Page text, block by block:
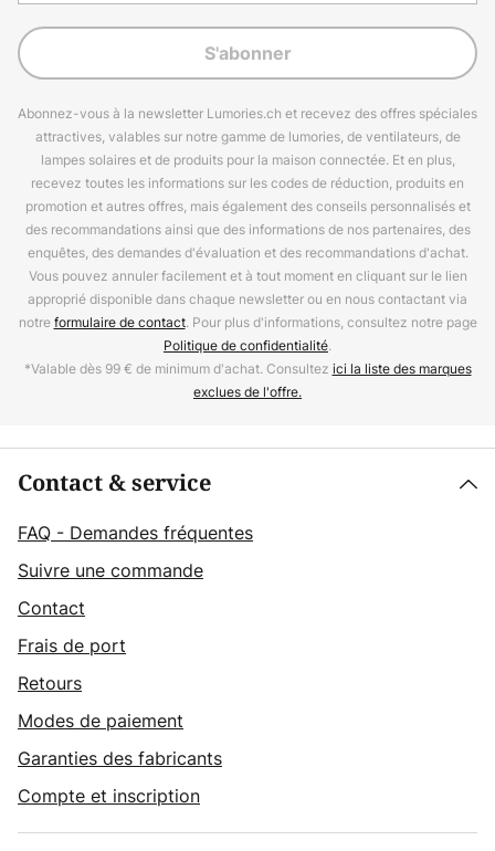
S'abonner
Abonnez-vous à la newsletter Lumories.ch et recevez des offres spéciales
attractives, valables sur notre gamme de lumories, de ventilateurs, de
lampes solaires et de produits pour la maison connectée. Et en plus,
recevez toutes les informations sur les codes de réduction, produits en
promotion et autres offres, mais également des conseils personnalisés et
des recommandations ainsi que des informations de nos partenaires, des
enquêtes, des demandes d'évaluation et des recommandations d'achat.
Vous pouvez annuler facilement et à tout moment en cliquant sur le lien
approprié disponible dans chaque newsletter ou en nous contactant via
notreformulaire de contact. Pour plus d'informations, consultez notre page
Politique de confidentialité.
*Valable dès 99 € de minimum d'achat. Consultez ici la liste des marques
exclues de l'offre.
Contact & service
FAQ - Demandes fréquentes
Suivre une commande
Contact
Frais de port
Retours
Modes de paiement
Garanties des fabricants
Compte et inscription